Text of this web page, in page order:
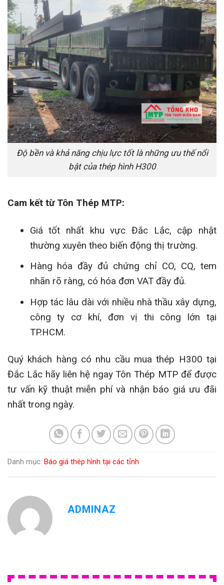
Độ bền và khả năng chịu lực tốt là những ưu thế nổi
bật của thép hình H300
Cam kết từ Tôn Thép MTP:
Giá tốt nhất khu vực Đắc Lắc, cập nhật
thường xuyên theo biến động thị trường.
Hàng hóa đầy đủ chứng chỉ CO, CQ, tem
nhãn rõ ràng, có hóa đơn VAT đầy đủ.
Hợp tác lâu dài với nhiều nhà thầu xây dựng,
công ty cơ khí, đơn vị thi công lớn tại
TP.HCM.
Quý khách hàng có nhu cầu mua thép H300 tại
Đắc Lắc hãy liên hệ ngay Tôn Thép MTP để được
tư vấn kỹ thuật miễn phí và nhận báo giá ưu đãi
nhất trong ngày.
Danh mục: Báo giá thép hình tại các tỉnh
ADMINAZ